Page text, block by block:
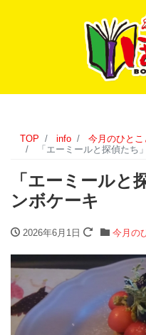
TOP info
今月のひとこ
「エーミールと探偵たち
「エーミールと
ンボケーキ
2026年6月1日 今月の